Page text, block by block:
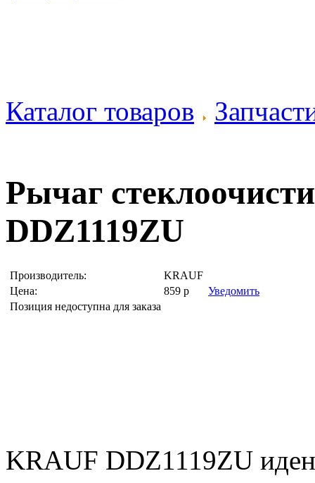
Каталог товаров
Рычаг
DDZ1119ZU
Производитель:
KRAUF
Цена:
859 р
Позиция недоступна для заказа
Уведомить
KRAUF DDZ1119ZU